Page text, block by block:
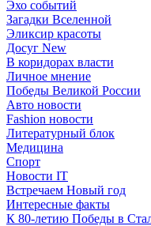
Эхо событий
Загадки Вселенной
Эликсир красоты
Досуг New
В коридорах власти
Личное мнение
Победы Великой России
Авто новости
Fashion новости
Литературный блок
Медицина
Спорт
Новости IT
Встречаем Новый год
Интересные факты
К 80-летию Победы в